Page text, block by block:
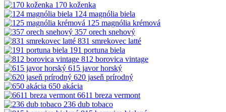
170 koženka
124 magnólia biela
125 magnólia krémová
357 orech snehový
831 smrekovec latté
191 portuna biela
812 borovica vintage
615 javor horský
620 jaseň prírodný
650 akácia
6611 breza vermont
236 dub tobaco